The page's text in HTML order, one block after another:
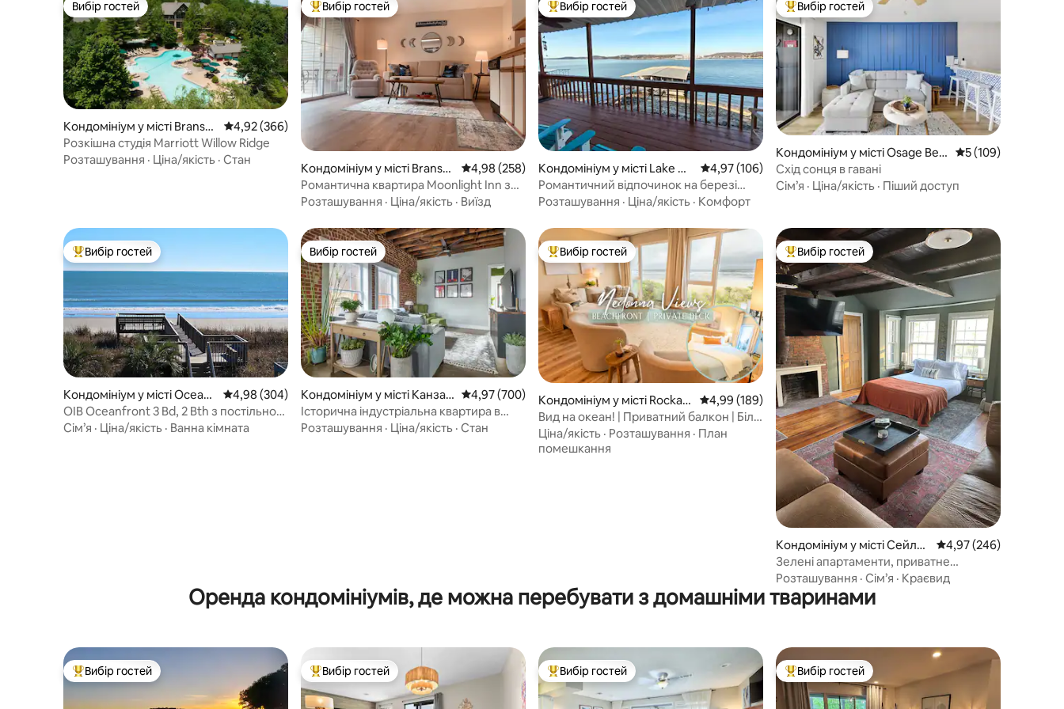
Вибір гостей
Вибір гостей
Кондомініум у місті Branso
n
Середня оцінка: 4,92 з 5, відгуки: 366
4,92 (366)
Розкішна студія Marriott Willow Ridge
Розташування · Ціна/якість · Стан
Топ вибір гостей
Вибір гостей
Кондомініум у місті Branso
n
Середня оцінка: 4,98 з 5, відгуки: 258
4,98 (258)
Романтична квартира Moonlight Inn з
патіо з 1 спальнею
Розташування · Ціна/якість · Виїзд
Топ вибір гостей
Вибір гостей
Кондомініум у місті Lake Oz
ark
Середня оцінка: 4,97 з 5, відгуки: 106
4,97 (106)
Романтичний відпочинок на березі
озера – поруч з озером!
Розташування · Ціна/якість · Комфорт
Топ вибір гостей
Вибір гостей
Кондомініум у місті Osage Bea
ch
Середня оцінка: 5
5 (109)
Схід сонця в гавані
Сім’я · Ціна/якість · Піший доступ
Топ вибір гостей
Вибір гостей
Кондомініум у місті Ocean I
sle Beach
Середня оцінка: 4,98 з 5, відгуки: 304
4,98 (304)
OIB Oceanfront 3 Bd, 2 Bth з постільною
білизною!
Сім’я · Ціна/якість · Ванна кімната
Вибір гостей
Вибір гостей
Кондомініум у місті Канзас
-Сіті
Середня оцінка: 4,97 з 5, відгуки: 700
4,97 (700)
Історична індустріальна квартира в
центрі Канзас-Сіті
Розташування · Ціна/якість · Стан
Топ вибір гостей
Вибір гостей
Кондомініум у місті Rockaw
ay Beach
Середня оцінка: 4,99 з 5, відгуки: 189
4,99 (189)
Вид на океан! | Приватний балкон | Біля
пляжу!
Ціна/якість · Розташування · План
помешкання
Топ вибір гостей
Вибір гостей
Кондомініум у місті Сейле
м
Середня оцінка: 4,97 з
4,97 (246)
Зелені апартаменти, приватне
паркування включено
Розташування · Сім’я · Краєвид
Оренда кондомініумів, де можна перебувати з домашніми тваринами
Топ вибір гостей
Вибір гостей Топ вибір гостей
Вибір гостей Топ вибір гостей
Вибір гостей Топ вибір гостей
Вибір гостей